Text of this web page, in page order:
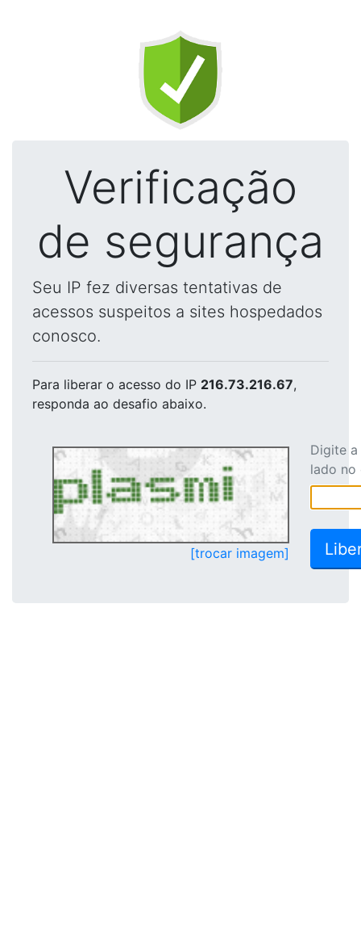
Verificação
de segurança
Seu IP fez diversas tentativas de
acessos suspeitos a sites hospedados
conosco.
Para liberar o acesso do IP 216.73.216.67,
responda ao desafio abaixo.
[trocar imagem]
Digite
lado no